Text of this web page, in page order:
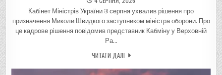
Кабінет Міністрів України 3 серпня ухвалив рішення про
призначення Миколи Швидкого заступником міністра оборони. Про
це кадрове рішення повідомив представник Кабміну у Верховній
Ра…
ЧИТАТИ ДАЛІ